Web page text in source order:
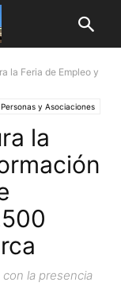
la Feria de Empleo y
Personas y Asociaciones
la
la presencia